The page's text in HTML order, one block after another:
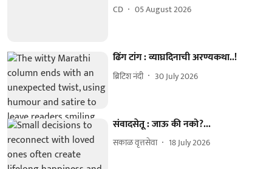
CD 05 August 2026
ढिंग टांग : व्याघ्रदिनाची अरण्यकथा..!
ब्रिटिश नंदी 30 July 2026
संवादसेतू : जाऊ की नको?...
सकाळ वृत्तसेवा 18 July 2026